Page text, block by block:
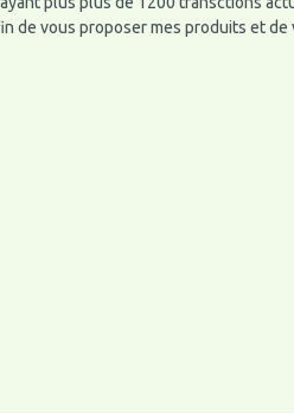
de vous proposer mes produits et de